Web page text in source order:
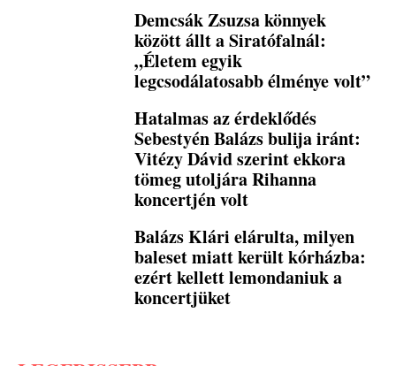
Demcsák Zsuzsa könnyek
között állt a Siratófalnál:
„Életem egyik
legcsodálatosabb élménye volt”
Hatalmas az érdeklődés
Sebestyén Balázs bulija iránt:
Vitézy Dávid szerint ekkora
tömeg utoljára Rihanna
koncertjén volt
Balázs Klári elárulta, milyen
baleset miatt került kórházba:
ezért kellett lemondaniuk a
koncertjüket